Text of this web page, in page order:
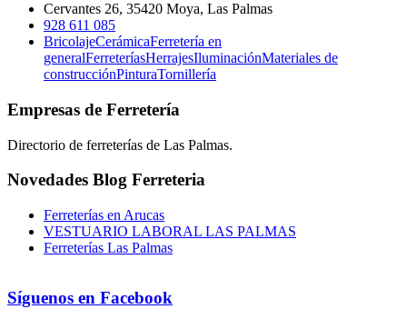
Cervantes 26, 35420 Moya, Las Palmas
928 611 085
BricolajeCerámicaFerretería en
generalFerreteríasHerrajesIluminaciónMateriales de
construcciónPinturaTornillería
Empresas de Ferretería
Directorio de ferreterías de Las Palmas.
Novedades Blog Ferreteria
Ferreterías en Arucas
VESTUARIO LABORAL LAS PALMAS
Ferreterías Las Palmas
Síguenos en Facebook